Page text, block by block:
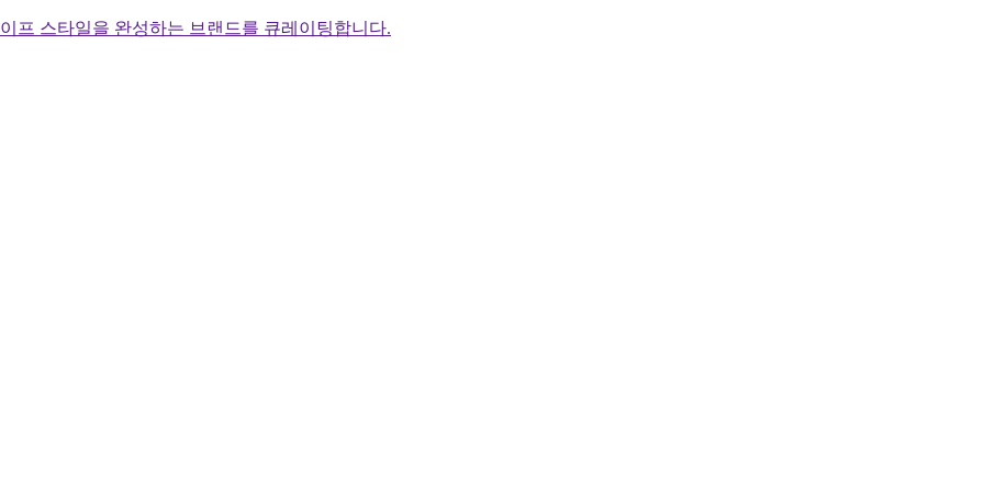
프 스타일을 완성하는 브랜드를 큐레이팅합니다.